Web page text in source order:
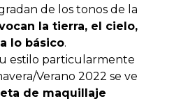
de los tonos de la
la tierra, el cielo,
lo básico.
estilo particularmente
Verano 2022 se ve
de maquillaje